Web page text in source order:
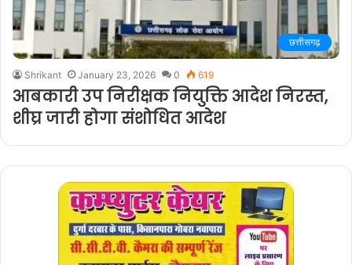
छत्तीसगढ़
Shrikant January 23, 2026 0 619
आबकारी उप निरीक्षक नियुक्ति आदेश निरस्त,
शीघ्र जारी होगा संशोधित आदेश